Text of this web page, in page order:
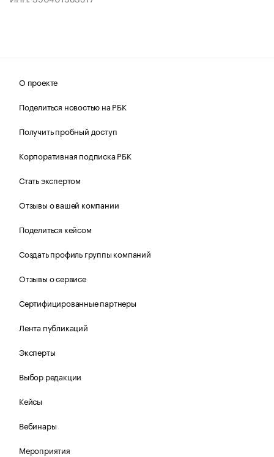
О проекте
Поделиться новостью на РБК
Получить пробный доступ
Корпоративная подписка РБК
Стать экспертом
Отзывы о вашей компании
Поделиться кейсом
Создать профиль группы компаний
Отзывы о сервисе
Сертифицированные партнеры
Лента публикаций
Эксперты
Выбор редакции
Кейсы
Вебинары
Мероприятия